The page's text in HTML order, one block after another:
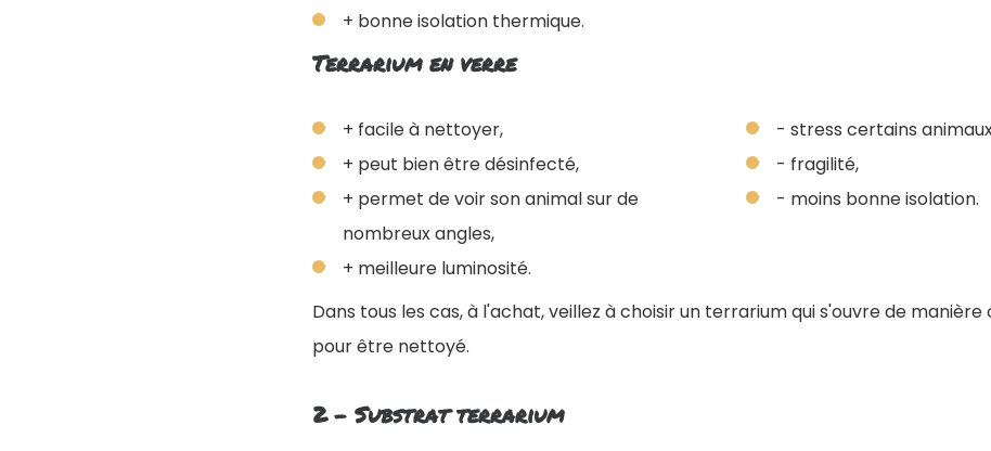
+ bonne isolation thermique.
Terrarium en verre
+ facile à nettoyer,
+ peut bien être désinfecté,
+ permet de voir son animal sur de
nombreux angles,
+ meilleure luminosité.
- stress certains
- fragilité,
- moins bonne isolation.
Dans tous les cas, à l'achat, veillez à choisir un terrarium qui s'ouvre de
pour être nettoyé.
2 - Substrat terrarium